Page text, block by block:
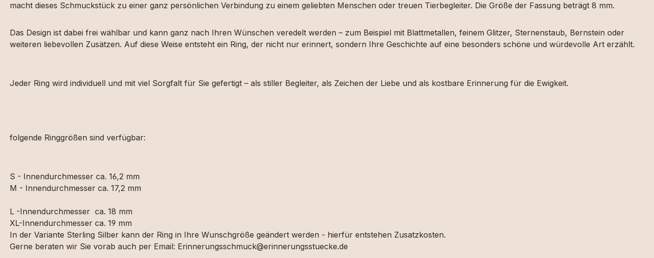
macht dieses Schmuckstück zu einer ganz persönlichen Verbindung zu einem geliebten Menschen oder treuen Tierbegleiter. Die Größe der Fassung beträgt 8 mm.
Das Design ist dabei frei wählbar und kann ganz nach Ihren Wünschen veredelt werden – zum Beispiel mit Blattmetallen, feinem Glitzer, Sternenstaub, Bernstein oder
weiteren liebevollen Zusätzen. Auf diese Weise entsteht ein Ring, der nicht nur erinnert, sondern Ihre Geschichte auf eine besonders schöne und würdevolle Art erzählt.
Jeder Ring wird individuell und mit viel Sorgfalt für Sie gefertigt – als stiller Begleiter, als Zeichen der Liebe und als kostbare Erinnerung für die Ewigkeit.
folgende Ringgrößen sind verfügbar:
S - Innendurchmesser ca. 16,2 mm
M - Innendurchmesser ca. 17,2 mm
L -Innendurchmesser ca. 18 mm
XL-Innendurchmesser ca. 19 mm
In der Variante Sterling Silber kann der Ring in Ihre Wunschgröße geändert werden - hierfür entstehen Zusatzkosten.
Gerne beraten wir Sie vorab auch per Email: Erinnerungsschmuck@erinnerungsstuecke.de